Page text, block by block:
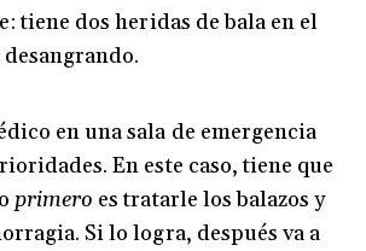
tiene dos heridas de bala en el
desangrando.
en una sala de emergencia
En este caso, tiene que
primero es tratarle los balazos y
Si lo logra, después va a